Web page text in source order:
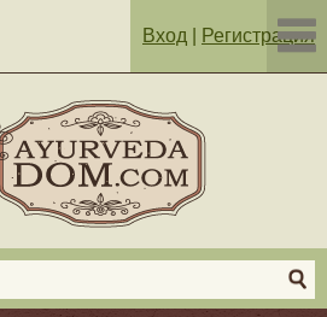
Вход Регистрация